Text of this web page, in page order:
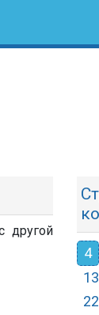
другой
4
13
22